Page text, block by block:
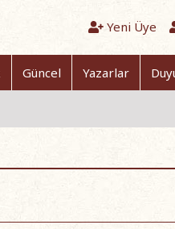
Yeni Üye
Güncel Yazarlar